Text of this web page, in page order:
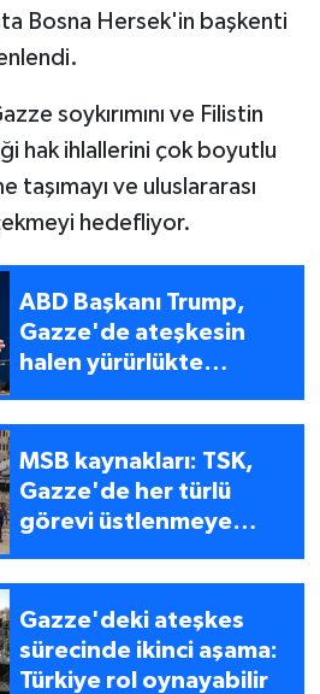
Bosna Hersek'in başkenti
soykırımını ve Filistin
hak ihlallerini çok boyutlu
taşımayı ve uluslararası
hedefliyor.
ABD Başkanı Trump,
Gazze'de ateşkesin
halen yürürlükte
MSB kaynakları: TSK,
Gazze'de her türlü
görevi üstlenmeye
Gazze'deki ateşkes
sürecinde ikinci aşama:
Türkiye rol oynayabilir